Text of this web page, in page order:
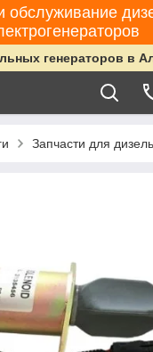
обслуживание
генераторов в
Запчасти для